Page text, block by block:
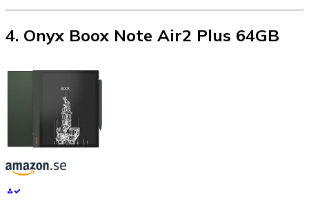
4. Onyx Boox Note Air2 Plus 64GB